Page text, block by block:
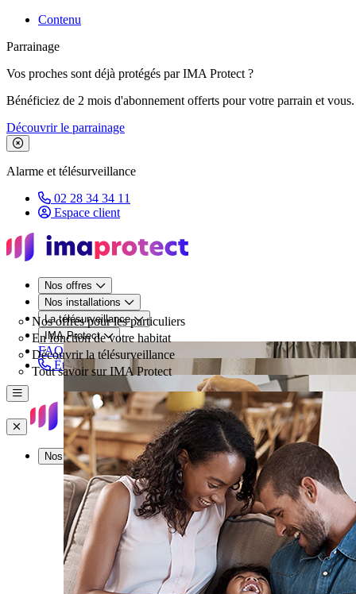
Contenu
Parrainage
Vos proches sont déjà protégés par IMA Protect ?
Bénéficiez de 2 mois d'abonnement offerts pour votre parrain et vous.
Découvrir le parrainage
Fermer le bandeau de promotion
Alarme et télésurveillance
02 28 34 34 11
Espace client
Nos offres
Nos offres pour les particuliers
Nos installations
En fonction de votre habitat
La télésurveillance
Découvrir la télésurveillance
IMA Protect
Tout savoir sur IMA Protect
FAQ
Être rappelé
Menu
Fermer
Nos offres